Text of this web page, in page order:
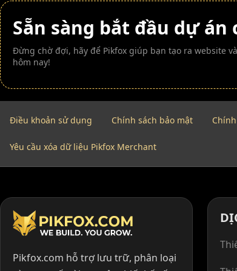
Sẵn sàng bắt đầu dự án
Đừng chờ đợi, hãy để Pikfox giúp bạn tạo ra website
hôm nay!
Điều khoản sử dụng Chính sách bảo mật
Yêu cầu xóa dữ liệu Pikfox Merchant
Pikfox.com hỗ trợ lưu trữ, phân loại